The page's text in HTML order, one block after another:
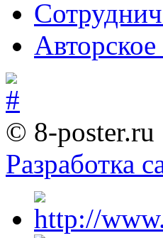
Авторское
© 8-poster.ru
Разработка